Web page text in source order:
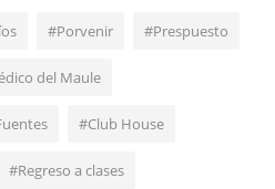
#Porvenir #Prespuesto
del Maule
#Club House
#Regreso a clases